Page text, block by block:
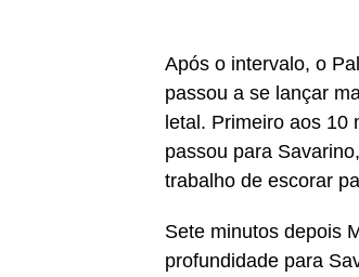
Após o intervalo, o
passou a se lançar
letal. Primeiro aos 10
passou para
trabalho de escorar
Sete minutos depois
profundidade para